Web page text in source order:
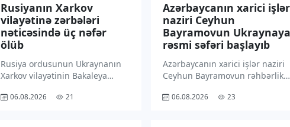
Rusiyanın Xarkov
vilayətinə zərbələri
nəticəsində üç nəfər
ölüb
Rusiya ordusunun Ukraynanın
Xarkov vilayətinin Bakaleya
(PUA) ilə hücumu nəticəsində üç
06.08.2026 21
Azərbaycanın xarici işlər
naziri Ceyhun
Bayramovun Ukraynaya
rəsmi səfəri başlayıb
Azərbaycanın xarici işlər naziri
Ceyhun Bayramovun rəhbərlik
Ukraynaya rəsmi səfəri
06.08.2026 23